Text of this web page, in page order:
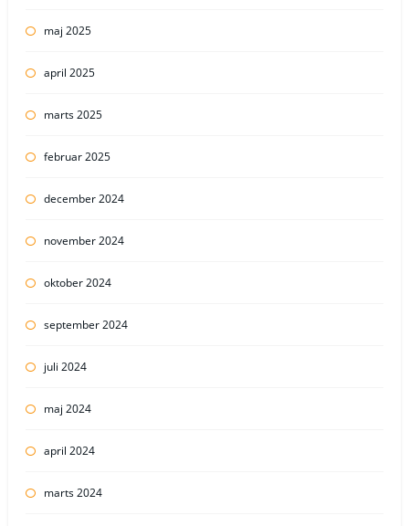
maj 2025
april 2025
marts 2025
februar 2025
december 2024
november 2024
oktober 2024
september 2024
juli 2024
maj 2024
april 2024
marts 2024